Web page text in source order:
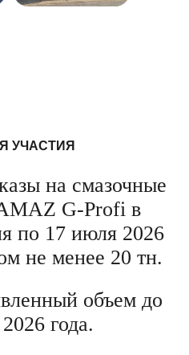
УЧАСТИЯ
на смазочные
G-Profi в
по 17 июля 2026
не менее 20 тн.
объем до
года.